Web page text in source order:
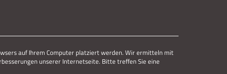
Jetzt teilen
auf Ihrem Computer platziert werden. Wir ermitteln mit
unserer Internetseite. Bitte treffen Sie eine